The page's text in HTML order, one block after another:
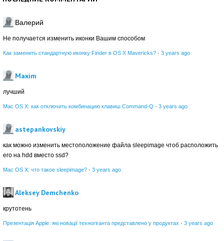
Валерий
Не получается изменить иконки Вашим способом
Как заменить стандартную иконку Finder в OS X Mavericks? · 3 years ago
Maxim
лучший
Mac OS X: как отключить комбинацию клавиш Command-Q · 3 years ago
astepankovskiy
как можно изменить местоположение файла sleepimage чтоб расположить
его на hdd вместо ssd?
Mac OS X: что такое sleepimage? · 3 years ago
Aleksey Demchenko
крутотень
Презентація Apple: які новації техногіганта представлено у продуктах · 3 years ago